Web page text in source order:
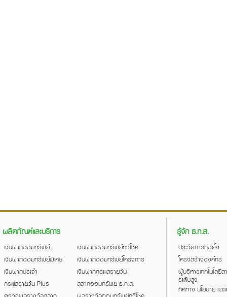
ผลิตภัณฑ์และบริการ
เงินฝากออมทรัพย์
เงินฝากออมทรัพย์ทวีโชค
เงินฝากออมทรัพย์พิเศษ
เงินฝากออมทรัพย์โครงการ
เงินฝากประจำ
เงินฝากกระแสรายวัน
กระแสรายวัน Plus
สลากออมทรัพย์ ธ.ก.ส.
รู้จัก ธ.ก.ส.
ประวัติการก่อตั้ง
โครงสร้างองค์กร
ผู้บริหารเทคโนโลยีส
ระดับสูง
ทิศทาง นโยบาย แล